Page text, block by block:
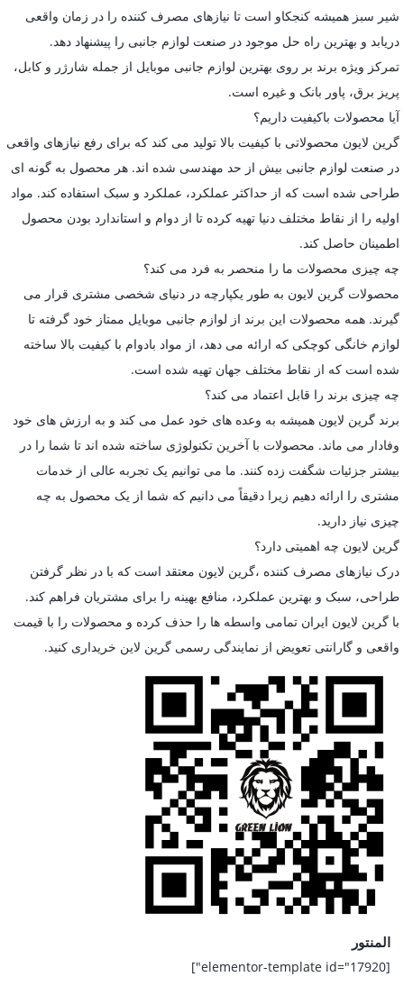
شیر سبز همیشه کنجکاو است تا نیازهای مصرف کننده را در زمان واقعی
دریابد و بهترین راه حل موجود در صنعت لوازم جانبی را پیشنهاد دهد.
تمرکز ویژه برند بر روی بهترین لوازم جانبی موبایل از جمله شارژر و کابل،
پریز برق، پاور بانک و غیره است.
آیا محصولات باکیفیت داریم؟
گرین لایون محصولاتی با کیفیت بالا تولید می کند که برای رفع نیازهای واقعی
در صنعت لوازم جانبی بیش از حد مهندسی شده اند. هر محصول به گونه ای
طراحی شده است که از حداکثر عملکرد، عملکرد و سبک استفاده کند. مواد
اولیه را از نقاط مختلف دنیا تهیه کرده تا از دوام و استاندارد بودن محصول
اطمینان حاصل کند.
چه چیزی محصولات ما را منحصر به فرد می کند؟
محصولات گرین لایون به طور یکپارچه در دنیای شخصی مشتری قرار می
گیرند. همه محصولات این برند از لوازم جانبی موبایل ممتاز خود گرفته تا
لوازم خانگی کوچکی که ارائه می دهد، از مواد بادوام با کیفیت بالا ساخته
شده است که از نقاط مختلف جهان تهیه شده است.
چه چیزی برند را قابل اعتماد می کند؟
برند گرین لایون همیشه به وعده های خود عمل می کند و به ارزش های خود
وفادار می ماند. محصولات با آخرین تکنولوژی ساخته شده اند تا شما را در
بیشتر جزئیات شگفت زده کنند. ما می توانیم یک تجربه عالی از خدمات
مشتری را ارائه دهیم زیرا دقیقاً می دانیم که شما از یک محصول به چه
چیزی نیاز دارید.
گرین لایون چه اهمیتی دارد؟
درک نیازهای مصرف کننده ،گرین لایون معتقد است که با در نظر گرفتن
طراحی، سبک و بهترین عملکرد، منافع بهینه را برای مشتریان فراهم کند.
با گرین لایون ایران تمامی واسطه ها را حذف کرده و محصولات را با قیمت
واقعی و گارانتی تعویض از نمایندگی رسمی گرین لاین خریداری کنید.
المنتور
[elementor-template id="17920"]